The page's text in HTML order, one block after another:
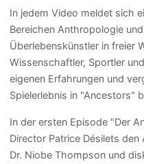
In jedem Video meldet sich
Bereichen Anthropologie
Überlebenskünstler in freier
Wissenschaftler, Sportler
eigenen Erfahrungen und
Spielerlebnis in "Ancestors"
In der ersten Episode "Der
Director Patrice Désilets
Dr. Niobe Thompson und